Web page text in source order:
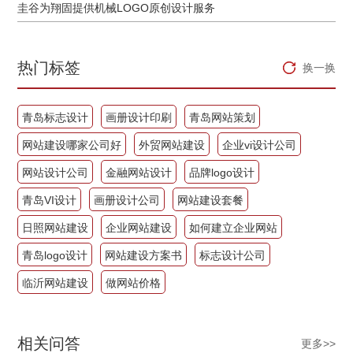
圭谷为翔固提供机械LOGO原创设计服务
热门标签 换一换
青岛标志设计 画册设计印刷 青岛网站策划
网站建设哪家公司好 外贸网站建设 企业vi设计公司
网站设计公司 金融网站设计 品牌logo设计
青岛VI设计 画册设计公司 网站建设套餐
日照网站建设 企业网站建设 如何建立企业网站
青岛logo设计 网站建设方案书 标志设计公司
临沂网站建设 做网站价格
相关问答 更多>>